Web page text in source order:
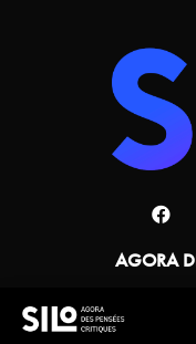
AGORA